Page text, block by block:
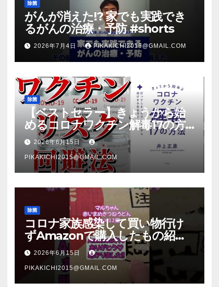
除菌
がんが消えた!? 家でも実践でき
るがんの治療・予防 #shorts
2026年7月4日 PIKAKICHI2015@GMAIL.COM
除菌
【ベストセラー】きょうから始
めるコロナワクチン解毒17の方
法【本要約】
2026年6月15日
PIKAKICHI2015@GMAIL.COM
除菌
コロナ家族感染して買い物行け
ずAmazonで購入したもの紹
介 #Shorts
2026年6月15日
PIKAKICHI2015@GMAIL.COM